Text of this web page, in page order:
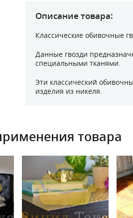
Описание товара:
Классические обивочные
Данные гвозди
специальными тканями.
Эти классический
изделия из никеля.
товара